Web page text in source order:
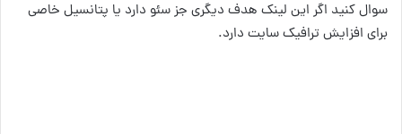
سوال کنید اگر این لینک هدف دیگری جز سئو دارد یا پتانسیل خاصی
برای افزایش ترافیک سایت دارد.